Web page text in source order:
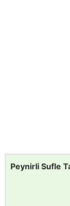
Peynirli Sufle